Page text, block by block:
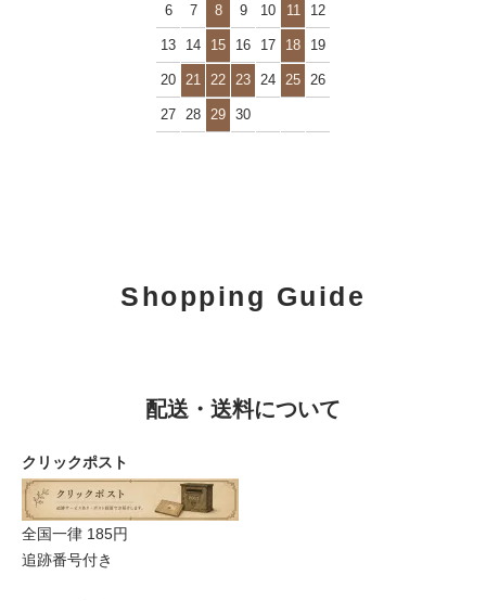
6 7 8 9 10 11 12
13 14 15 16 17 18 19
20 21 22 23 24 25 26
27 28 29 30
Shopping Guide
配送・送料について
クリックポスト
全国一律 185円
追跡番号付き